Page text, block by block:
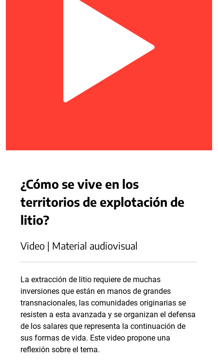
¿Cómo se vive en los
territorios de explotación de
litio?
Video | Material audiovisual
La extracción de litio requiere de muchas
inversiones que están en manos de grandes
transnacionales, las comunidades originarias se
resisten a esta avanzada y se organizan el defensa
de los salares que representa la continuación de
sus formas de vida. Este video propone una
reflexión sobre el tema.